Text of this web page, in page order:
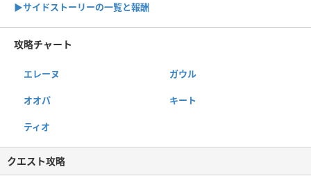
▶サイドストーリーの一覧と報酬
攻略チャート
エレーヌ ガウル
オオパ キート
ティオ
クエスト攻略